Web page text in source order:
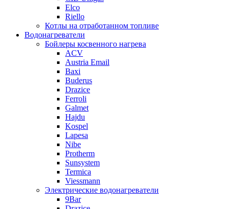
Elco
Riello
Котлы на отработанном топливе
Водонагреватели
Бойлеры косвенного нагрева
ACV
Austria Email
Baxi
Buderus
Drazice
Ferroli
Galmet
Hajdu
Kospel
Lapesa
Nibe
Protherm
Sunsystem
Termica
Viessmann
Электрические водонагреватели
9Bar